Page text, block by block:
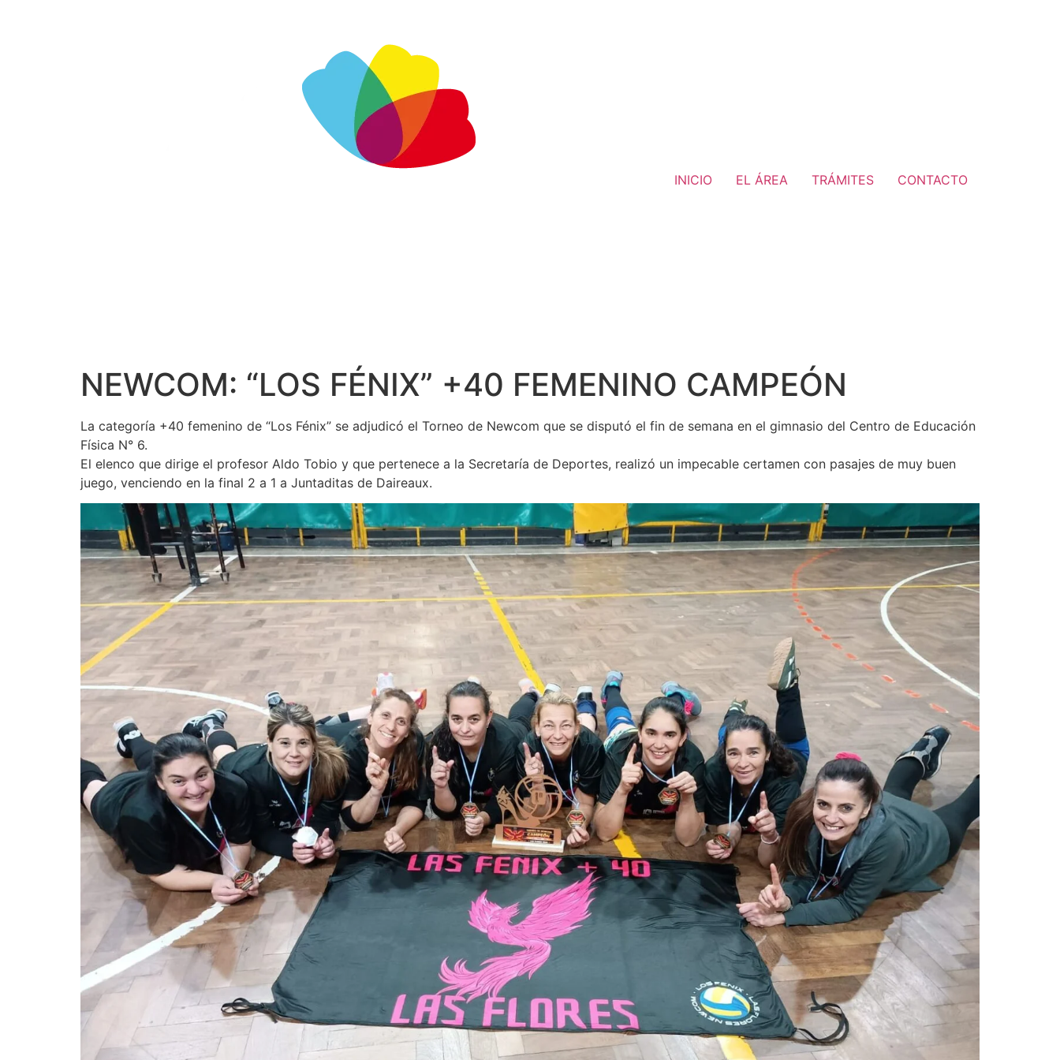
INICIO EL ÁREA TRÁMITES CONTACTO
NEWCOM: “LOS FÉNIX” +40 FEMENINO CAMPEÓN
La categoría +40 femenino de “Los Fénix” se adjudicó el Torneo de Newcom que se disputó el fin de semana en el gimnasio del Centro de Educación
Física N° 6.
El elenco que dirige el profesor Aldo Tobio y que pertenece a la Secretaría de Deportes, realizó un impecable certamen con pasajes de muy buen
juego, venciendo en la final 2 a 1 a Juntaditas de Daireaux.